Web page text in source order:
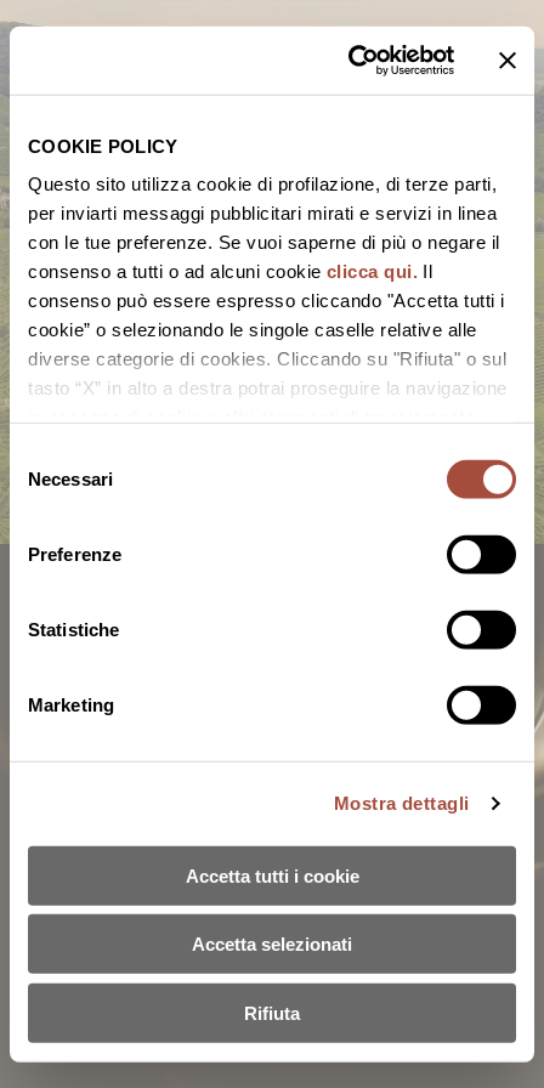
COOKIE POLICY
Questo sito utilizza cookie di profilazione, di terze parti,
per inviarti messaggi pubblicitari mirati e servizi in linea
con le tue preferenze. Se vuoi saperne di più o negare il
consenso a tutti o ad alcuni cookie clicca qui.Il
consenso può essere espresso cliccando "Accetta tutti i
cookie” o selezionando le singole caselle relative alle
diverse categorie di cookies. Cliccando su "Rifiuta" o sul
tasto “X” in alto a destra potrai proseguire la navigazione
delNecessari
Preferenze
Statistiche
Marketing
Mostra dettagli
Accetta tutti i cookie
Accetta selezionati
Rifiuta